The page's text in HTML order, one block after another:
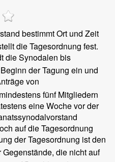
bestimmt Ort und Zeit
die Tagesordnung fest.
die Synodalen bis
der Tagung ein und
von
fünf Mitgliedern
eine Woche vor der
auf die Tagesordnung
der Tagesordnung ist den
Gegenstände, die nicht auf